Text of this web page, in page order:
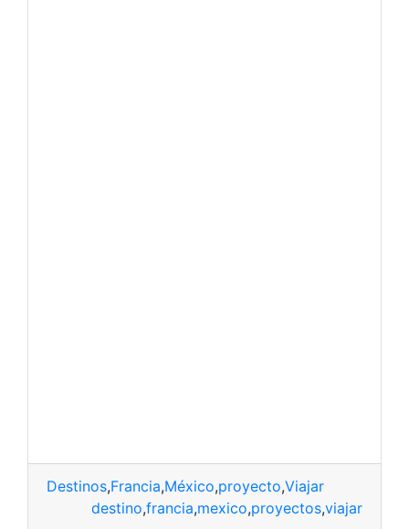
Destinos,Francia,México,proyecto,Viajar
destino,francia,mexico,proyectos,viajar